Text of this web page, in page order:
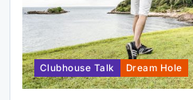
Clubhouse Talk Dream Hole